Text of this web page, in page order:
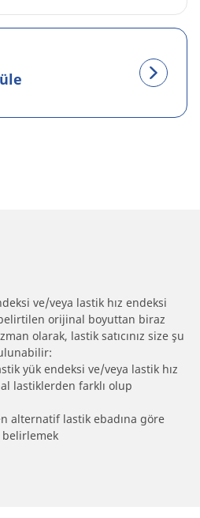
ve/veya lastik hız endeksi
orijinal boyuttan biraz
olarak, lastik satıcınız size şu
yük endeksi ve/veya lastik hız
lastiklerden farklı olup
alternatif lastik ebadına göre
belirlemek